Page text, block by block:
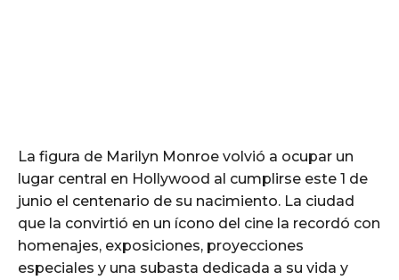
La figura de Marilyn Monroe volvió a ocupar un
lugar central en Hollywood al cumplirse este 1 de
junio el centenario de su nacimiento. La ciudad
que la convirtió en un ícono del cine la recordó con
homenajes, exposiciones, proyecciones
especiales y una subasta dedicada a su vida y